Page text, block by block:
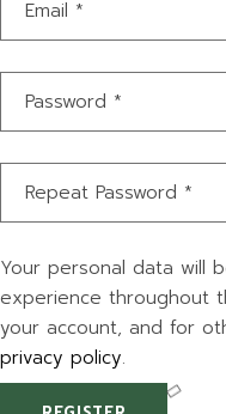
Your personal data will
experience throughout
your account, and for
privacy policy.